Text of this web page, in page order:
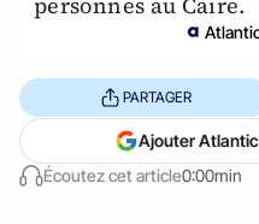
Écoutez cet article0:00min
PARTAGER
Ajouter